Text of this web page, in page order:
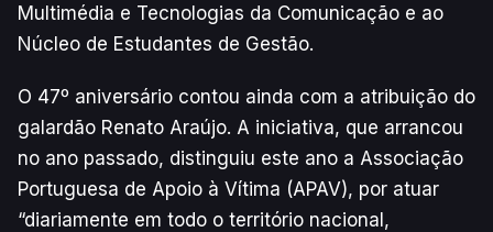
Multimédia e Tecnologias da Comunicação e ao
Núcleo de Estudantes de Gestão.
O 47º aniversário contou ainda com a atribuição do
galardão Renato Araújo. A iniciativa, que arrancou
no ano passado, distinguiu este ano a Associação
Portuguesa de Apoio à Vítima (APAV), por atuar
“diariamente em todo o território nacional,